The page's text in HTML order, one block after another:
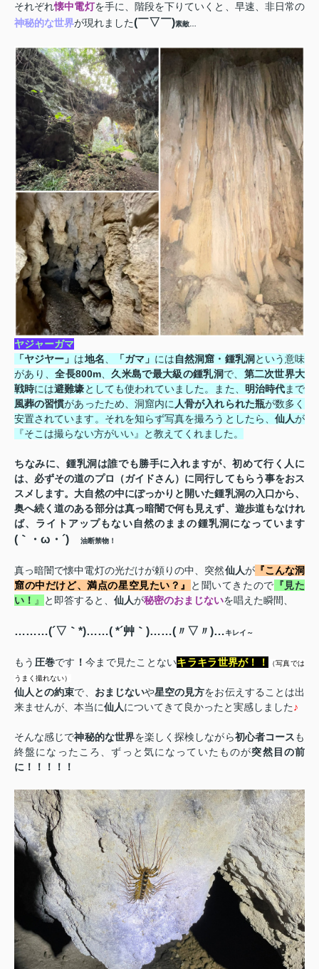
それぞれ懐中電灯を手に、階段を下りていくと、早速、非日常の
神秘的な世界が現れました(￣▽￣)素敵…
ヤジャーガマ
「ヤジヤー」 は地名、 「ガマ」 には自然洞窟・鍾乳洞 という意味
があり、全長800m、久米島で最大級の鍾乳洞で、 第二次世界大
戦時には避難壕としても使われていました。また、 明治時代まで
風葬の習慣があったため、洞窟内に人骨が入れられた瓶が数多く
安置されています。それを知らず写真を撮ろうとしたら、 仙人が
『そこは撮らない方がいい』と教えてくれました。
ちなみに、鍾乳洞は誰でも勝手に入れますが、初めて行く人に
は、必ずその道のプロ（ガイドさん）に同行してもらう事をおス
スメします。大自然の中にぽっかりと開いた鍾乳洞の入口から、
奥へ続く道のある部分は真っ暗闇で何も見えず、遊歩道もなけれ
ば、ライトアップもない自然のままの鍾乳洞になっています
( ｀・ω・´) 油断禁物！
真っ暗闇で懐中電灯の光だけが頼りの中、突然仙人が『こんな洞
窟の中だけど、満点の星空見たい？』
と聞いてきたので 『見た
い！ 』 と即答すると、 仙人が秘密のおまじないを唱えた瞬間、
………(´▽｀ *)……( *´艸｀ )……( 〃▽〃 )…キレイ～
もう 圧巻です ！ 今まで見たことないキラキラ世界が！！
（写真では
うまく撮れない）
仙人との約束で、 おまじないや星空の見方をお伝えすることは出
来ませんが、本当に仙人についてきて良かったと実感しました♪
そんな感じで神秘的な世界を楽しく探検しながら初心者コースも
終盤になったころ、ずっと気になっていたものが突然目の前
に！！！！！